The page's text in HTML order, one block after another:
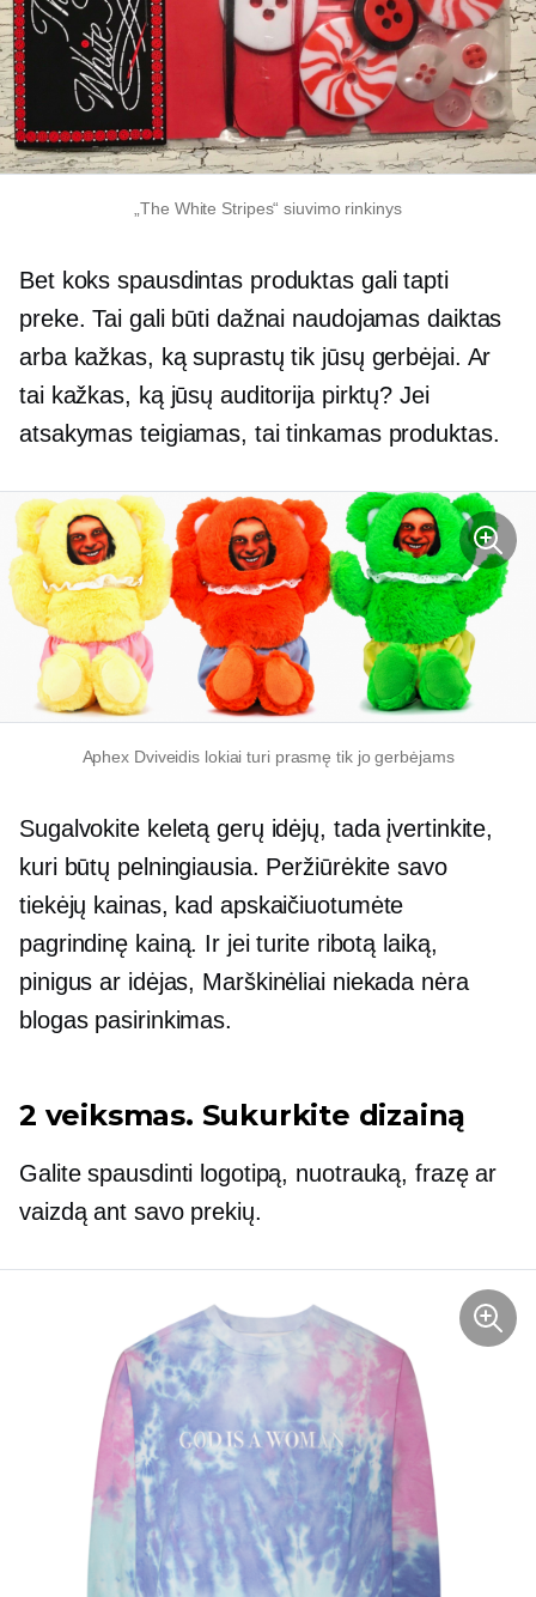
„The White Stripes“ siuvimo rinkinys
Bet koks spausdintas produktas gali tapti
preke. Tai gali būti dažnai naudojamas daiktas
arba kažkas, ką suprastų tik jūsų gerbėjai. Ar
tai kažkas, ką jūsų auditorija pirktų? Jei
atsakymas teigiamas, tai tinkamas produktas.
Aphex Dviveidis lokiai turi prasmę tik jo gerbėjams
Sugalvokite keletą gerų idėjų, tada įvertinkite,
kuri būtų pelningiausia. Peržiūrėkite savo
tiekėjų kainas, kad apskaičiuotumėte
pagrindinę kainą. Ir jei turite ribotą laiką,
pinigus ar idėjas, Marškinėliainiekada nėra
blogas pasirinkimas.
2 veiksmas. Sukurkite dizainą
Galite spausdinti logotipą, nuotrauką, frazę ar
vaizdą ant savo prekių.